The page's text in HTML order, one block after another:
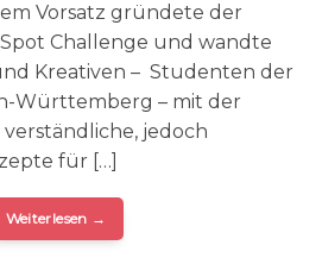
Vorsatz gründete der
Challenge und wandte
Kreativen – Studenten der
Württemberg – mit der
jedoch
für […]
Weiterlesen →